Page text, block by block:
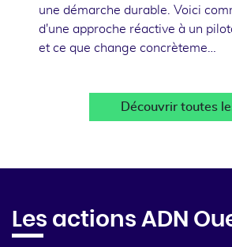
une démarche durable. Voici
d'une approche réactive à un
et ce que change concrèteme…
Découvrir toutes
Les actions ADN